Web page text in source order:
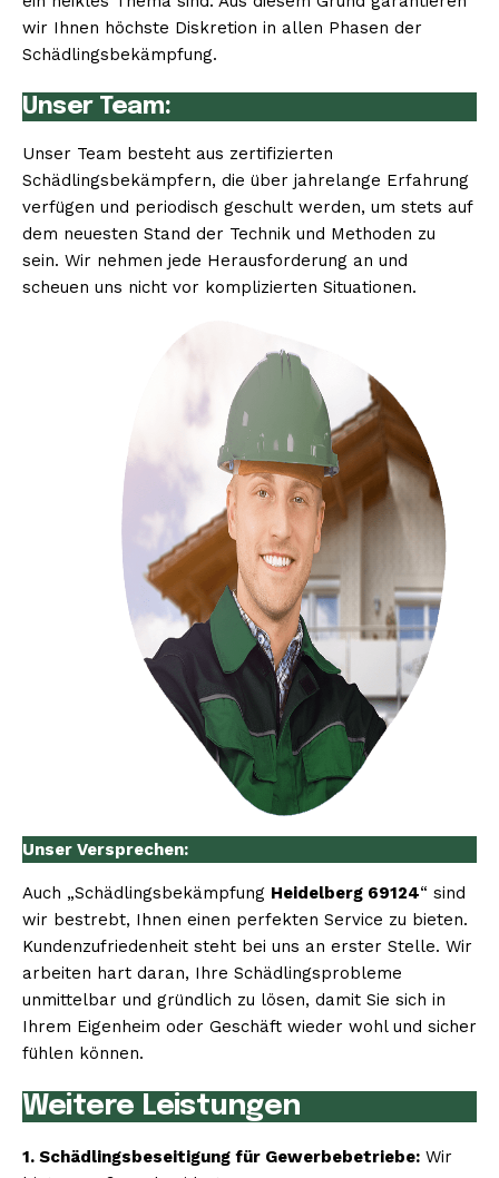
wir Ihnen höchste Diskretion in allen Phasen der
Schädlingsbekämpfung.
Unser Team:
Unser Team besteht aus zertifizierten
Schädlingsbekämpfern, die über jahrelange Erfahrung
verfügen und periodisch geschult werden, um stets auf
dem neuesten Stand der Technik und Methoden zu
sein. Wir nehmen jede Herausforderung an und
scheuen uns nicht vor komplizierten Situationen.
Unser Versprechen:
Auch „Schädlingsbekämpfung Heidelberg 69124“ sind
wir bestrebt, Ihnen einen perfekten Service zu bieten.
Kundenzufriedenheit steht bei uns an erster Stelle. Wir
arbeiten hart daran, Ihre Schädlingsprobleme
unmittelbar und gründlich zu lösen, damit Sie sich in
Ihrem Eigenheim oder Geschäft wieder wohl und sicher
fühlen können.
Weitere Leistungen
1. Schädlingsbeseitigung für Gewerbebetriebe: Wir